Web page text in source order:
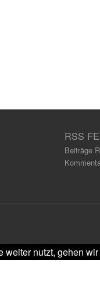
RSS
Beiträge
nutzt, gehen